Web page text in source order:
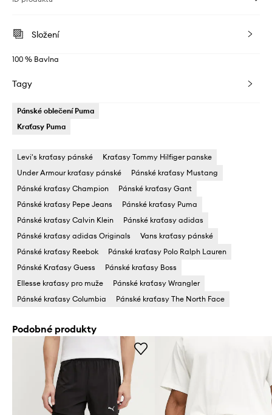
Složení
100 % Bavlna
Tagy
Pánské oblečení Puma
Kraťasy Puma
Levi's kraťasy pánské
Kraťasy Tommy Hilfiger panske
Under Armour kraťasy pánské
Pánské kraťasy Mustang
Pánské kraťasy Champion
Pánské kraťasy Gant
Pánské kraťasy Pepe Jeans
Pánské kraťasy Puma
Pánské kraťasy Calvin Klein
Pánské kraťasy adidas
Pánské kraťasy adidas Originals
Vans kraťasy pánské
Pánské kraťasy Reebok
Pánské kraťasy Polo Ralph Lauren
Pánské Kraťasy Guess
Pánské kraťasy Boss
Ellesse kraťasy pro muže
Pánské kraťasy Wrangler
Pánské kraťasy Columbia
Pánské kraťasy The North Face
Podobné produkty